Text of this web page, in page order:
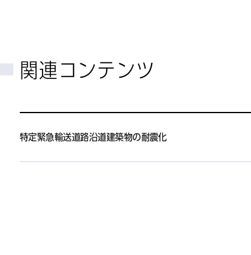
関連コンテンツ
特定緊急輸送道路沿道建築物の耐震化